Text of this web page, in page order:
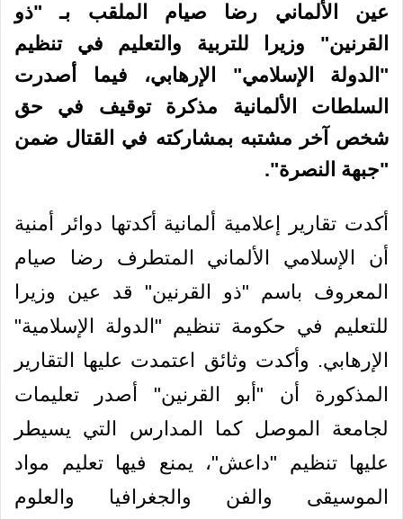
عين الألماني رضا صيام الملقب بـ "ذو
القرنين" وزيرا للتربية والتعليم في تنظيم
"الدولة الإسلامي" الإرهابي، فيما أصدرت
السلطات الألمانية مذكرة توقيف في حق
شخص آخر مشتبه بمشاركته في القتال ضمن
"جبهة النصرة".
أكدت تقارير إعلامية ألمانية أكدتها دوائر أمنية
أن الإسلامي الألماني المتطرف رضا صيام
المعروف باسم "ذو القرنين" قد عين وزيرا
للتعليم في حكومة تنظيم "الدولة الإسلامية"
الإرهابي. وأكدت وثائق اعتمدت عليها التقارير
المذكورة أن "أبو القرنين" أصدر تعليمات
لجامعة الموصل كما المدارس التي يسيطر
عليها تنظيم "داعش"، يمنع فيها تعليم مواد
الموسيقى والفن والجغرافيا والعلوم